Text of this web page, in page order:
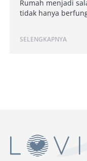
Rumah menjadi
tidak hanya
SELENGKAPNYA